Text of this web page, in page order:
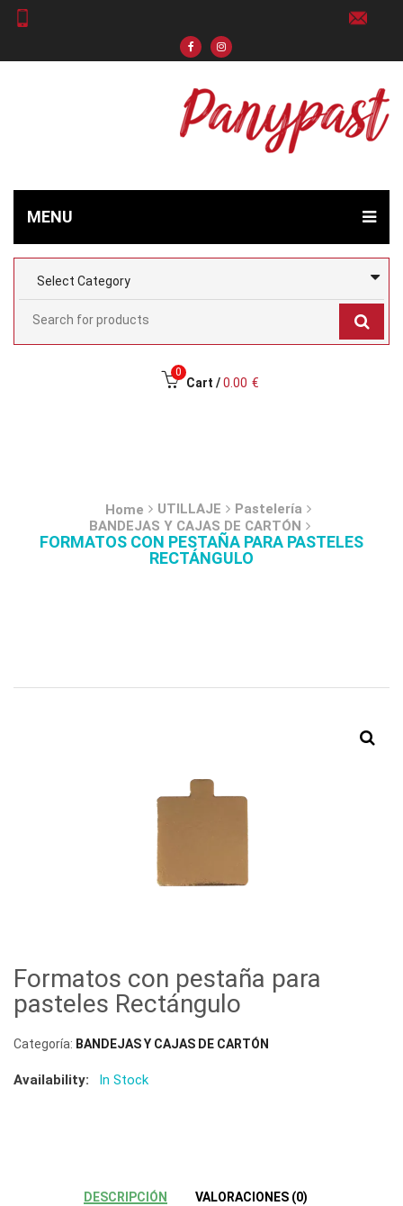
MENU
0
Cart / 0.00 €
Home UTILLAJE
Pastelería
BANDEJAS Y CAJAS DE CARTÓN
FORMATOS CON PESTAÑA PARA PASTELES
RECTÁNGULO
Formatos con pestaña para
pasteles Rectángulo
Categoría: BANDEJAS Y CAJAS DE CARTÓN
Availability: In Stock
DESCRIPCIÓN VALORACIONES (0)